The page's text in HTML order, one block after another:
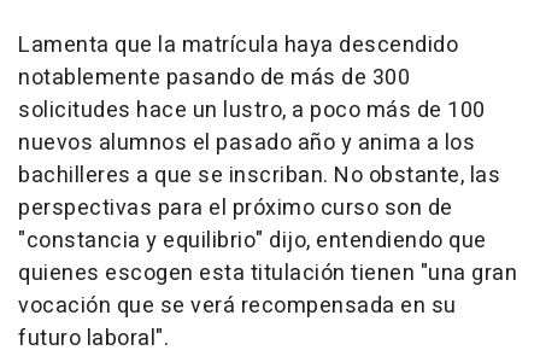
Lamenta que la matrícula haya descendido
notablemente pasando de más de 300
solicitudes hace un lustro, a poco más de 100
nuevos alumnos el pasado año y anima a los
bachilleres a que se inscriban. No obstante, las
perspectivas para el próximo curso son de
"constancia y equilibrio" dijo, entendiendo que
quienes escogen esta titulación tienen "una gran
vocación que se verá recompensada en su
futuro laboral".